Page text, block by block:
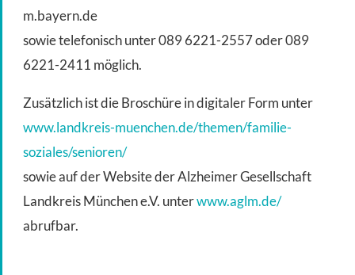
m.bayern.de
sowie telefonisch unter 089 6221-2557 oder 089
6221-2411 möglich.
Zusätzlich ist die Broschüre in digitaler Form unter
www.landkreis-muenchen.de/themen/familie-
soziales/senioren/
sowie auf der Website der Alzheimer Gesellschaft
Landkreis München e.V. unterwww.aglm.de/
abrufbar.